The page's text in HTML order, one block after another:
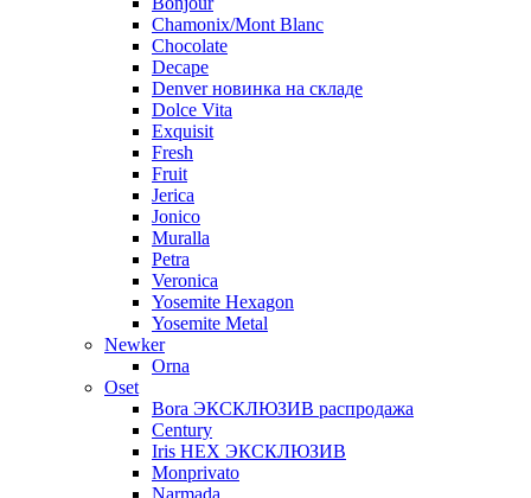
Chamonix/Mont Blanc
Chocolate
Decape
Denver новинка на складе
Dolce Vita
Exquisit
Fresh
Fruit
Jerica
Jonico
Muralla
Petra
Veroniсa
Yosemite Hexagon
Yosemite Metal
Newker
Orna
Oset
Bora ЭКСКЛЮЗИВ распродажа
Century
Iris HEX ЭКСКЛЮЗИВ
Monprivato
Narmada